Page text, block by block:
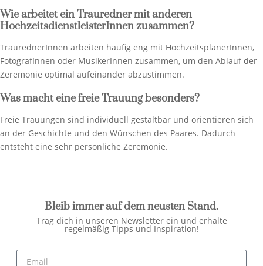
Wie arbeitet ein Trauredner mit anderen
HochzeitsdienstleisterInnen zusammen?
TraurednerInnen arbeiten häufig eng mit HochzeitsplanerInnen,
FotografInnen oder MusikerInnen zusammen, um den Ablauf der
Zeremonie optimal aufeinander abzustimmen.
Was macht eine freie Trauung besonders?
Freie Trauungen sind individuell gestaltbar und orientieren sich
an der Geschichte und den Wünschen des Paares. Dadurch
entsteht eine sehr persönliche Zeremonie.
Bleib immer auf dem neusten Stand.
Trag dich in unseren Newsletter ein und erhalte
regelmäßig Tipps und Inspiration!